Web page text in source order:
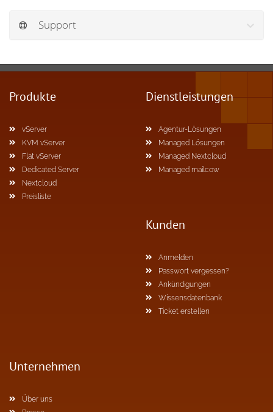
Support
Produkte
vServer
KVM vServer
Flat vServer
Dedicated Server
Nextcloud
Preisliste
Dienstleistungen
Agentur-Lösungen
Managed Lösungen
Managed Nextcloud
Managed mailcow
Kunden
Anmelden
Passwort vergessen?
Ankündigungen
Wissensdatenbank
Ticket erstellen
Unternehmen
Über uns